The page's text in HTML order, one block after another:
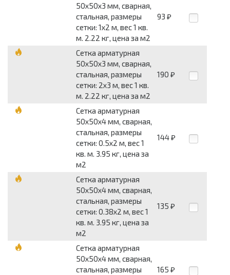
50x50x3 мм, сварная,
стальная, размеры
сетки: 1x2 м, вес 1 кв.
м. 2.22 кг, цена за м2
93 ₽
Сетка арматурная
50x50x3 мм, сварная,
стальная, размеры
сетки: 2x3 м, вес 1 кв.
м. 2.22 кг, цена за м2
190 ₽
Сетка арматурная
50x50x4 мм, сварная,
стальная, размеры
сетки: 0.5x2 м, вес 1
кв. м. 3.95 кг, цена за
м2
144 ₽
Сетка арматурная
50x50x4 мм, сварная,
стальная, размеры
сетки: 0.38x2 м, вес 1
кв. м. 3.95 кг, цена за
м2
135 ₽
Сетка арматурная
50x50x4 мм, сварная,
стальная, размеры
165 ₽